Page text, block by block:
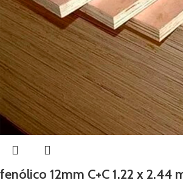
fenólico 12mm C+C 1.22 x 2.44